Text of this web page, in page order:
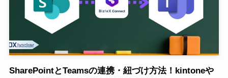
SharePointとTeamsの連携・紐づけ方法！kintoneや